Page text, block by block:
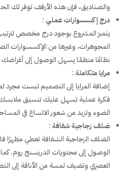
والصناديق، فإن هذه الأرفف توفر لك
درج إكسسوارات عملي:
يتميز المشروع بوجود درج مخصص
المجوهرات، وغيرها من الإكسسوارات
نظامًا منظمًا يسهل الوصول إلى
مرايا متكاملة:
إضافة المرايا إلى التصميم ليست
فكرة عملية تسهل عليك تنسيق ملابسك.
الضوء وتزيد من شعور الاتساع في
ضلف زجاجية شفافة:
الضلف الزجاجية الشفافة تعطي مظهرًا
الوصول إلى محتويات الدريسنج روم.
العصري وتضيف لمسة من الأناقة إلى